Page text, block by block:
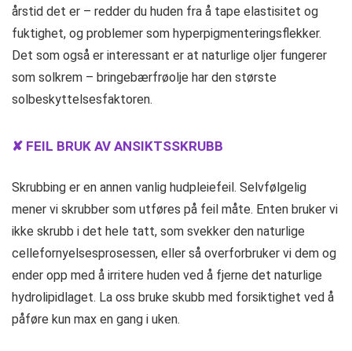
årstid det er – redder du huden fra å tape elastisitet og
fuktighet, og problemer som hyperpigmenteringsflekker.
Det som også er interessant er at naturlige oljer fungerer
som solkrem – bringebærfrøolje har den største
solbeskyttelsesfaktoren.
✘ FEIL BRUK AV ANSIKTSSKRUBB
Skrubbing er en annen vanlig hudpleiefeil. Selvfølgelig
mener vi skrubber som utføres på feil måte. Enten bruker vi
ikke skrubb i det hele tatt, som svekker den naturlige
cellefornyelsesprosessen, eller så overforbruker vi dem og
ender opp med å irritere huden ved å fjerne det naturlige
hydrolipidlaget. La oss bruke skubb med forsiktighet ved å
påføre kun max en gang i uken.